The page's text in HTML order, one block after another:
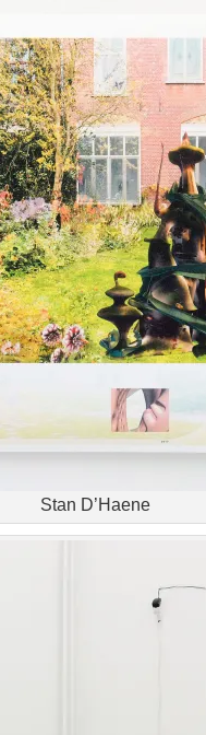
Stan D’Haene